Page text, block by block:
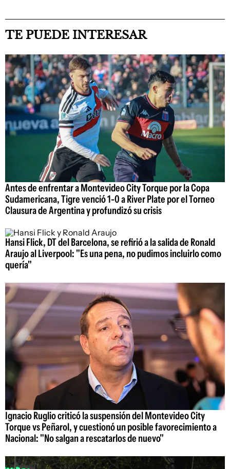
TE PUEDE INTERESAR
Antes de enfrentar a Montevideo City Torque por la Copa
Sudamericana, Tigre venció 1-0 a River Plate por el Torneo
Clausura de Argentina y profundizó su crisis
Hansi Flick, DT del Barcelona, se refirió a la salida de Ronald
Araujo al Liverpool: "Es una pena, no pudimos incluirlo como
quería"
Ignacio Ruglio criticó la suspensión del Montevideo City
Torque vs Peñarol, y cuestionó un posible favorecimiento a
Nacional: "No salgan a rescatarlos de nuevo"